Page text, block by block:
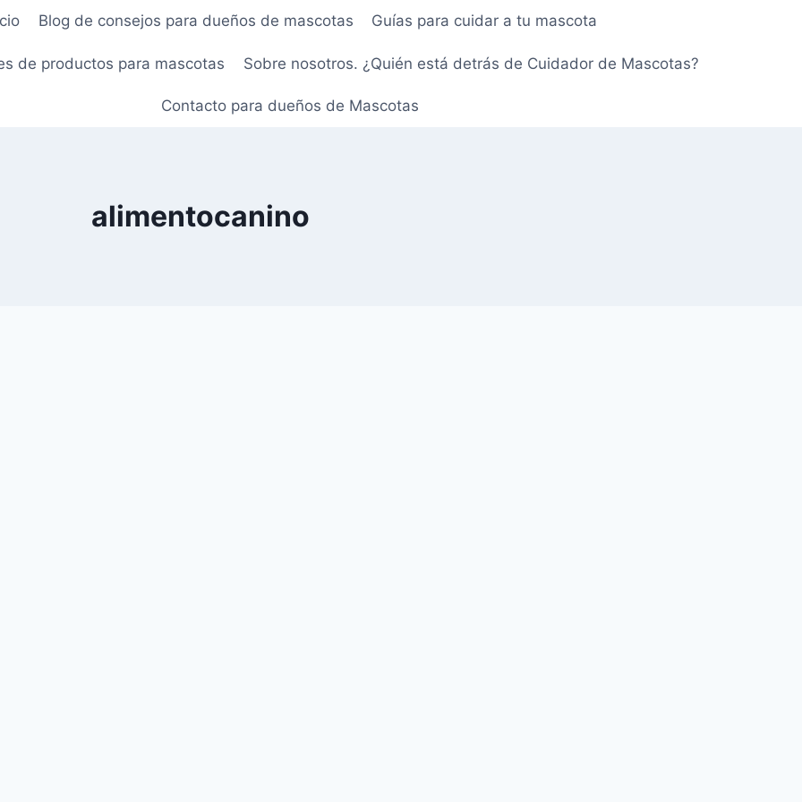
Blog de consejos para dueños de mascotas Guías para cuidar a tu mascota
de productos para mascotas Sobre nosotros. ¿Quién está detrás de Cuidador de Mascotas?
Contacto para dueños de Mascotas
alimentocanino